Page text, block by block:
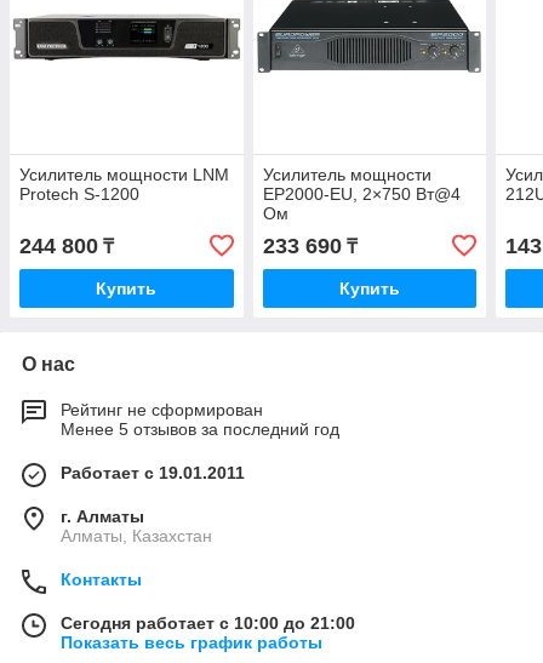
Усилитель мощности LNM
Protech S-1200
244 800 ₸
Купить
Усилитель мощности
EP2000-EU, 2×750 Вт@4
Ом
233 690₸
Купить
О нас
Рейтинг не сформирован
Менее 5 отзывов за последний год
Работает с 19.01.2011
г. Алматы
Алматы, Казахстан
Контакты
Сегодня работает с 10:00 до 21:00
Показать весь график работы